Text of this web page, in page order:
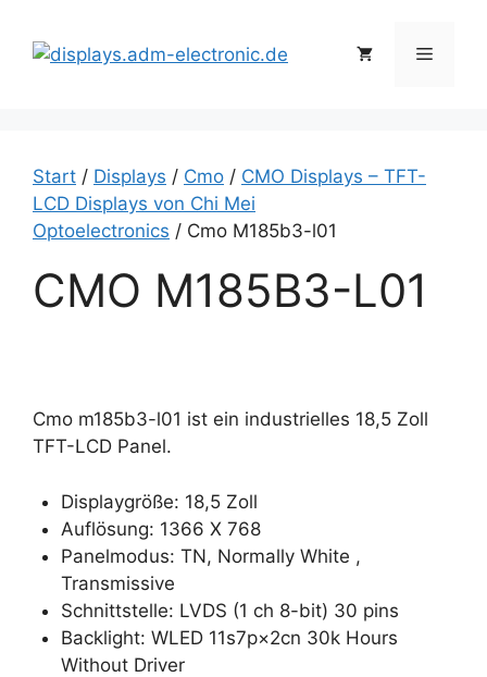
Inhalt
springen
Menü
Start / Displays / Cmo / CMO Displays – TFT-
LCD Displays von Chi Mei
Optoelectronics / Cmo M185b3-l01
CMO M185B3-L01
Cmo m185b3-l01 ist ein industrielles 18,5 Zoll
TFT-LCD Panel.
Displaygröße: 18,5 Zoll
Auflösung: 1366 X 768
Panelmodus: TN, Normally White ,
Transmissive
Schnittstelle: LVDS (1 ch 8-bit) 30 pins
Backlight: WLED 11s7p×2cn 30k Hours
Without Driver